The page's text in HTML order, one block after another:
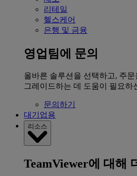
리테일
헬스케어
은행 및 금융
영업팀에 문의
올바른 솔루션을 선택하고, 주
그레이드하는 데 도움이 필요하
문의하기
대기업용
리소스
TeamViewer에 대해